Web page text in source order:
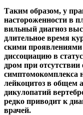
Таким образом, у
настороженности в
вильный диагноз
длительное время
скими проявлениями
диссоциацию в
дром при отсутствии
симптомокомплекса
лейкоцитоз в общем
дикулопатий
редко приводит к
врачей.